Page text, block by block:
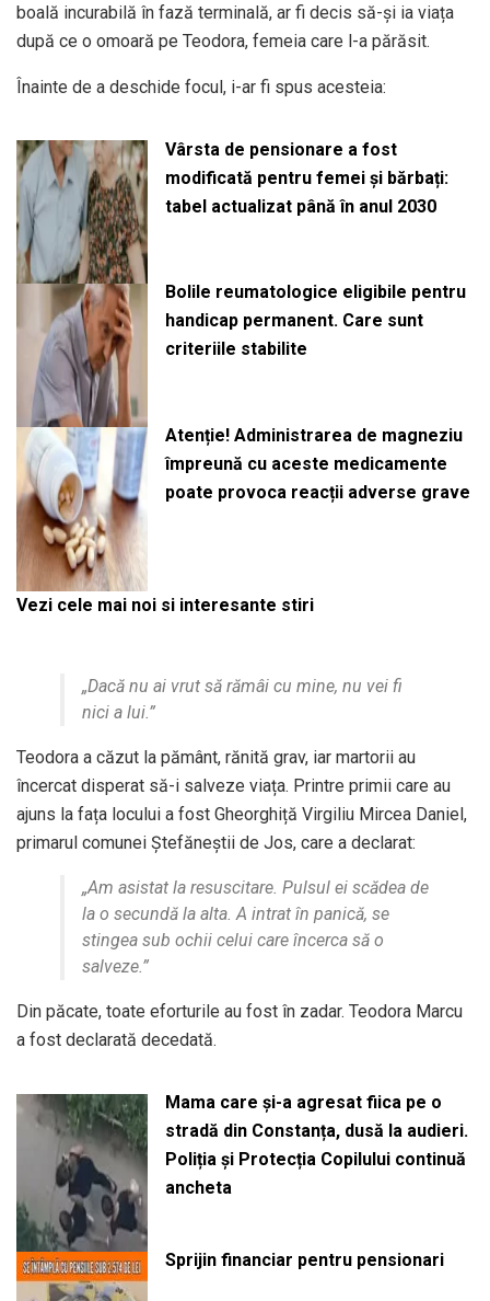
boală incurabilă în fază terminală, ar fi decis să-și ia viața
după ce o omoară pe Teodora, femeia care l-a părăsit.
Înainte de a deschide focul, i-ar fi spus acesteia:
Vârsta de pensionare a fost
modificată pentru femei și bărbați:
tabel actualizat până în anul 2030
Bolile reumatologice eligibile pentru
handicap permanent. Care sunt
criteriile stabilite
Atenție! Administrarea de magneziu
împreună cu aceste medicamente
poate provoca reacții adverse grave
Vezi cele mai noi si interesante stiri
„Dacă nu ai vrut să rămâi cu mine, nu vei fi
nici a lui.”
Teodora a căzut la pământ, rănită grav, iar martorii au
încercat disperat să-i salveze viața. Printre primii care au
ajuns la fața locului a fost Gheorghiță Virgiliu Mircea Daniel,
primarul comunei Ștefăneștii de Jos, care a declarat:
„Am asistat la resuscitare. Pulsul ei scădea de
la o secundă la alta. A intrat în panică, se
stingea sub ochii celui care încerca să o
salveze.”
Din păcate, toate eforturile au fost în zadar. Teodora Marcu
a fost declarată decedată.
Mama care și-a agresat fiica pe o
stradă din Constanța, dusă la audieri.
Poliția și Protecția Copilului continuă
ancheta
Sprijin financiar pentru pensionari